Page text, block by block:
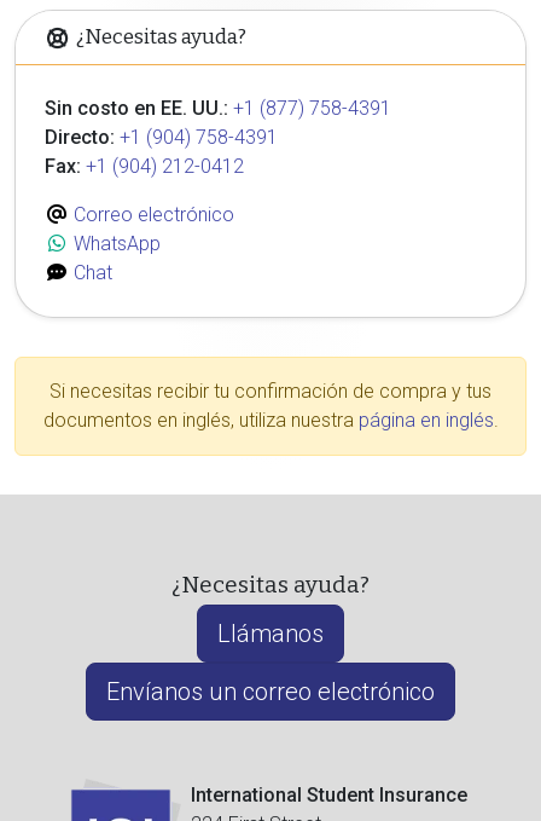
¿Necesitas ayuda?
Sin costo en EE. UU.: +1 (877) 758-4391
Directo: +1 (904) 758-4391
Fax: +1 (904) 212-0412
Correo electrónico
WhatsApp
Chat
Si necesitas recibir tu confirmación de compra y tus
documentos en inglés, utiliza nuestra página en inglés.
¿Necesitas ayuda?
Llámanos
Envíanos un correo electrónico
International Student Insurance